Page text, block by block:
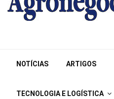
NOTÍCIAS ARTIGOS
TECNOLOGIA E LOGÍSTICA